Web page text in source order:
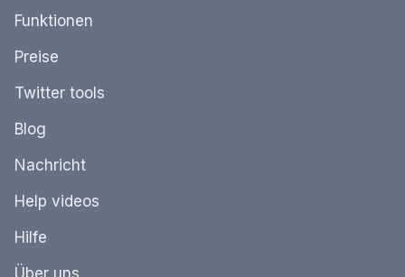
Funktionen
Preise
Twitter tools
Blog
Nachricht
Help videos
Hilfe
Über uns